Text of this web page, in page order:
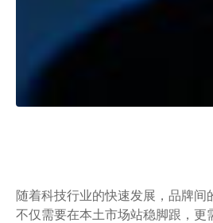
随着科技行业的快速发展，品牌间
不仅需要在本土市场站稳脚跟，更